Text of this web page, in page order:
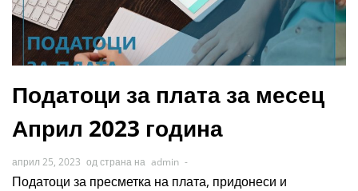
Податоци за плата за месец
Април 2023 година
април 25, 2023 од страна на admin -
Податоци за пресметка на плата, придонеси и